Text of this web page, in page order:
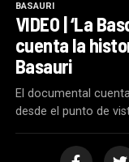
BASAURI
VIDEO | ‘La
cuenta la
Basauri
El documental
desde el punto de